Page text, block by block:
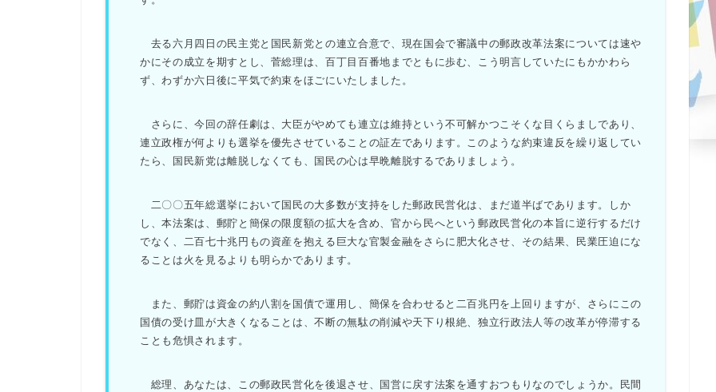
去る六月四日の民主党と国民新党との連立合意で、現在国会で審議中の郵政改革法案については速や
かにその成立を期すとし、菅総理は、百丁目百番地までともに歩む、こう明言していたにもかかわら
ず、わずか六日後に平気で約束をほごにいたしました。
さらに、今回の辞任劇は、大臣がやめても連立は維持という不可解かつこそくな目くらましであり、
連立政権が何よりも選挙を優先させていることの証左であります。このような約束違反を繰り返してい
たら、国民新党は離脱しなくても、国民の心は早晩離脱するでありましょう。
二〇〇五年総選挙において国民の大多数が支持をした郵政民営化は、まだ道半ばであります。しか
し、本法案は、郵貯と簡保の限度額の拡大を含め、官から民へという郵政民営化の本旨に逆行するだけ
でなく、二百七十兆円もの資産を抱える巨大な官製金融をさらに肥大化させ、その結果、民業圧迫にな
ることは火を見るよりも明らかであります。
また、郵貯は資金の約八割を国債で運用し、簡保を合わせると二百兆円を上回りますが、さらにこの
国債の受け皿が大きくなることは、不断の無駄の削減や天下り根絶、独立行政法人等の改革が停滞する
ことも危惧されます。
総理、あなたは、この郵政民営化を後退させ、国営に戻す法案を通すおつもりなのでしょうか。民間